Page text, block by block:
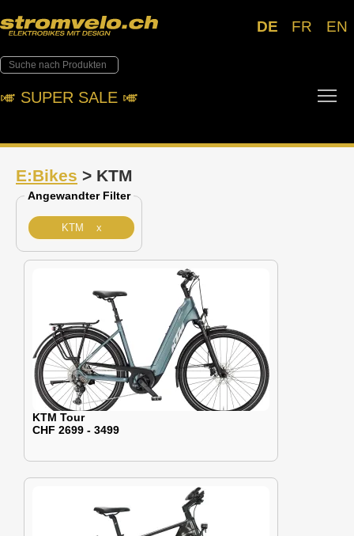
DE FR EN
🎺︎ SUPER SALE 🎺︎
E:Bikes > KTM
Angewandter Filter
KTM x
KTM Tour
CHF 2699 - 3499